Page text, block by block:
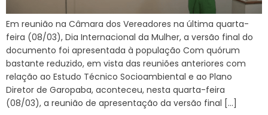
Em reunião na Câmara dos Vereadores na última quarta-
feira (08/03), Dia Internacional da Mulher, a versão final do
documento foi apresentada à população Com quórum
bastante reduzido, em vista das reuniões anteriores com
relação ao Estudo Técnico Socioambiental e ao Plano
Diretor de Garopaba, aconteceu, nesta quarta-feira
(08/03), a reunião de apresentação da versão final […]